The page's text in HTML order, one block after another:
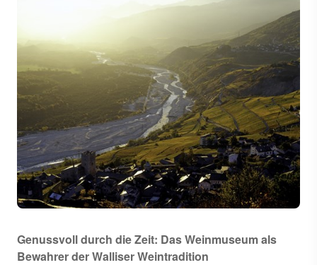
Genussvoll durch die Zeit: Das Weinmuseum als
Bewahrer der Walliser Weintradition